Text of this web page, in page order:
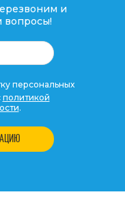
и
вопросы!
персональных
политикой
.